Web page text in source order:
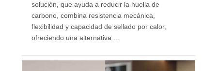
solución, que ayuda a reducir la huella de
carbono, combina resistencia mecánica,
flexibilidad y capacidad de sellado por calor,
ofreciendo una alternativa ...